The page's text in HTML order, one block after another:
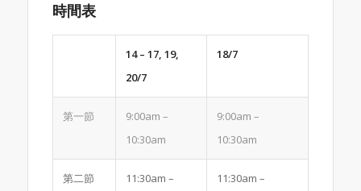
時間表
14 – 17, 19,
20/7
18/7
第一節
9:00am –
10:30am
9:00am –
10:30am
第二節
11:30am –
11:30am –